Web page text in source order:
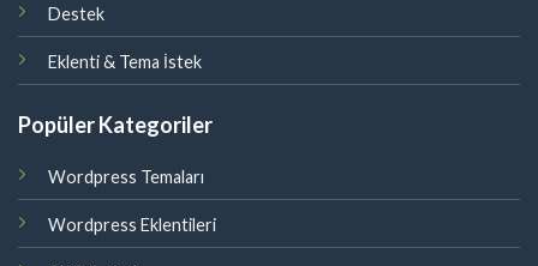
Destek
Eklenti & Tema İstek
Popüler Kategoriler
Wordpress Temaları
Wordpress Eklentileri